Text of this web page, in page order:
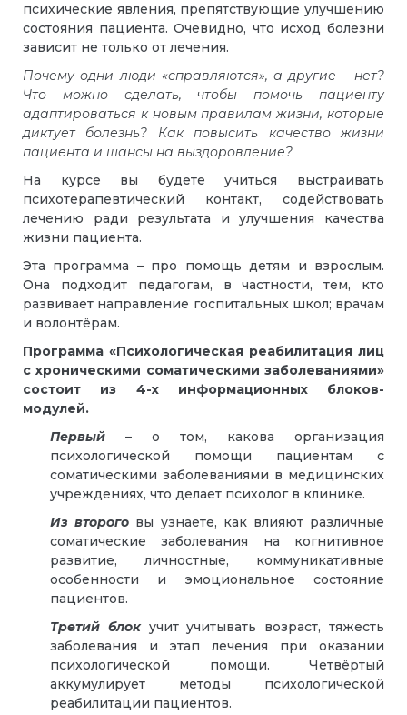
психические явления, препятствующие улучшению
состояния пациента. Очевидно, что исход болезни
зависит не только от лечения.
Почему одни люди «справляются», а другие – нет?
Что можно сделать, чтобы помочь пациенту
адаптироваться к новым правилам жизни, которые
диктует болезнь? Как повысить качество жизни
пациента и шансы на выздоровление?
На курсе вы будете учиться выстраивать
психотерапевтический контакт, содействовать
лечению ради результата и улучшения качества
жизни пациента.
Эта программа – про помощь детям и взрослым.
Она подходит педагогам, в частности, тем, кто
развивает направление госпитальных школ; врачам
и волонтёрам.
Программа «Психологическая реабилитация лиц
с хроническими соматическими заболеваниями»
состоит из 4-х информационных блоков-
модулей.
Первый – о том, какова организация
психологической помощи пациентам с
соматическими заболеваниями в медицинских
учреждениях, что делает психолог в клинике.
Из второго вы узнаете, как влияют различные
соматические заболевания на когнитивное
развитие, личностные, коммуникативные
особенности и эмоциональное состояние
пациентов.
Третий блокучит учитывать возраст, тяжесть
заболевания и этап лечения при оказании
психологической помощи. Четвёртый
аккумулирует методы психологической
реабилитации пациентов.